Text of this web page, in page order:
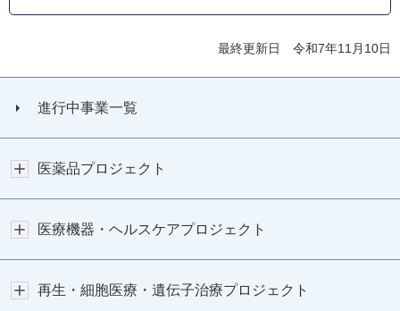
最終更新日 令和7年11月10日
進行中事業一覧
医薬品プロジェクト
医療機器・ヘルスケアプロジェクト
再生・細胞医療・遺伝子治療プロジェクト